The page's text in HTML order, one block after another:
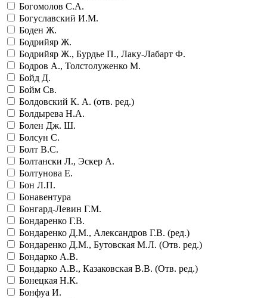
Богомолов С.А.
Богуславский И.М.
Боден Ж.
Бодрийяр Ж.
Бодрийяр Ж., Бурдье П., Лаку-Лабарт Ф.
Бодров А., Толстолуженко М.
Бойд Д.
Бойм Св.
Болдовский К. А. (отв. ред.)
Болдырева Н.А.
Болен Дж. Ш.
Болсун С.
Болт В.С.
Болтански Л., Эскер А.
Болтунова Е.
Бон Л.П.
Бонавентура
Бонгард-Левин Г.М.
Бондаренко Г.В.
Бондаренко Д.М., Александров Г.В. (ред.)
Бондаренко Д.М., Бутовская М.Л. (Отв. ред.)
Бондарко А.В.
Бондарко А.В., Казаковская В.В. (Отв. ред.)
Бонецкая Н.К.
Бонфуа И.